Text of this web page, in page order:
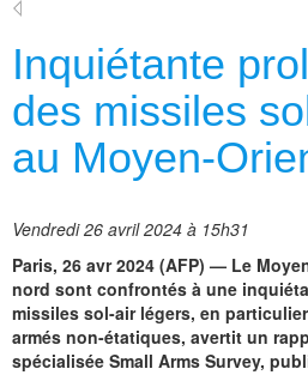
Inquiétante
des missiles
au Moyen-
Vendredi 26 avril 2024 à 15h31
Paris, 26 avr 2024 (AFP) — Le
nord sont confrontés à une
missiles sol-air légers, en
armés non-étatiques, avertit un
spécialisée Small Arms Survey,